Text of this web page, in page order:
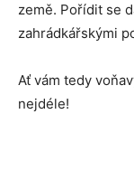
země. Pořídit se
zahrádkářskými
Ať vám tedy
nejdéle!